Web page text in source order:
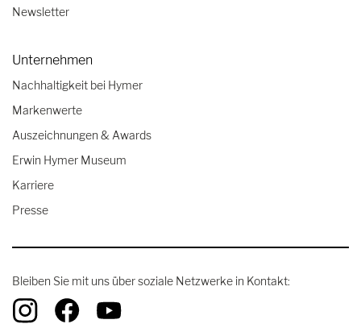
Newsletter
Unternehmen
Nachhaltigkeit bei Hymer
Markenwerte
Auszeichnungen & Awards
Erwin Hymer Museum
Karriere
Presse
Bleiben Sie mit uns über soziale Netzwerke in Kontakt: